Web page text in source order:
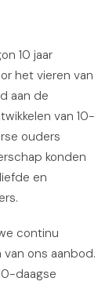
10 jaar
het vieren van
aan de
van 10-
ouders
konden
en
continu
ons aanbod.
daagse